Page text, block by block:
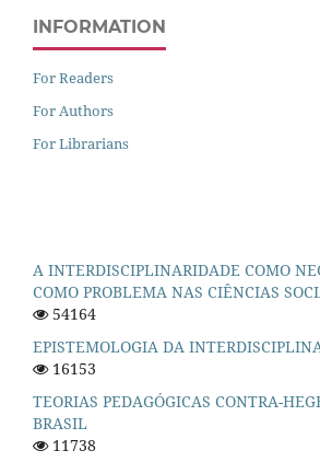
INFORMATION
For Readers
For Authors
For Librarians
A INTERDISCIPLINARIDADE COMO
COMO PROBLEMA NAS CIÊNCIAS
54164
EPISTEMOLOGIA DA
16153
TEORIAS PEDAGÓGICAS CONTRA-
BRASIL
11738